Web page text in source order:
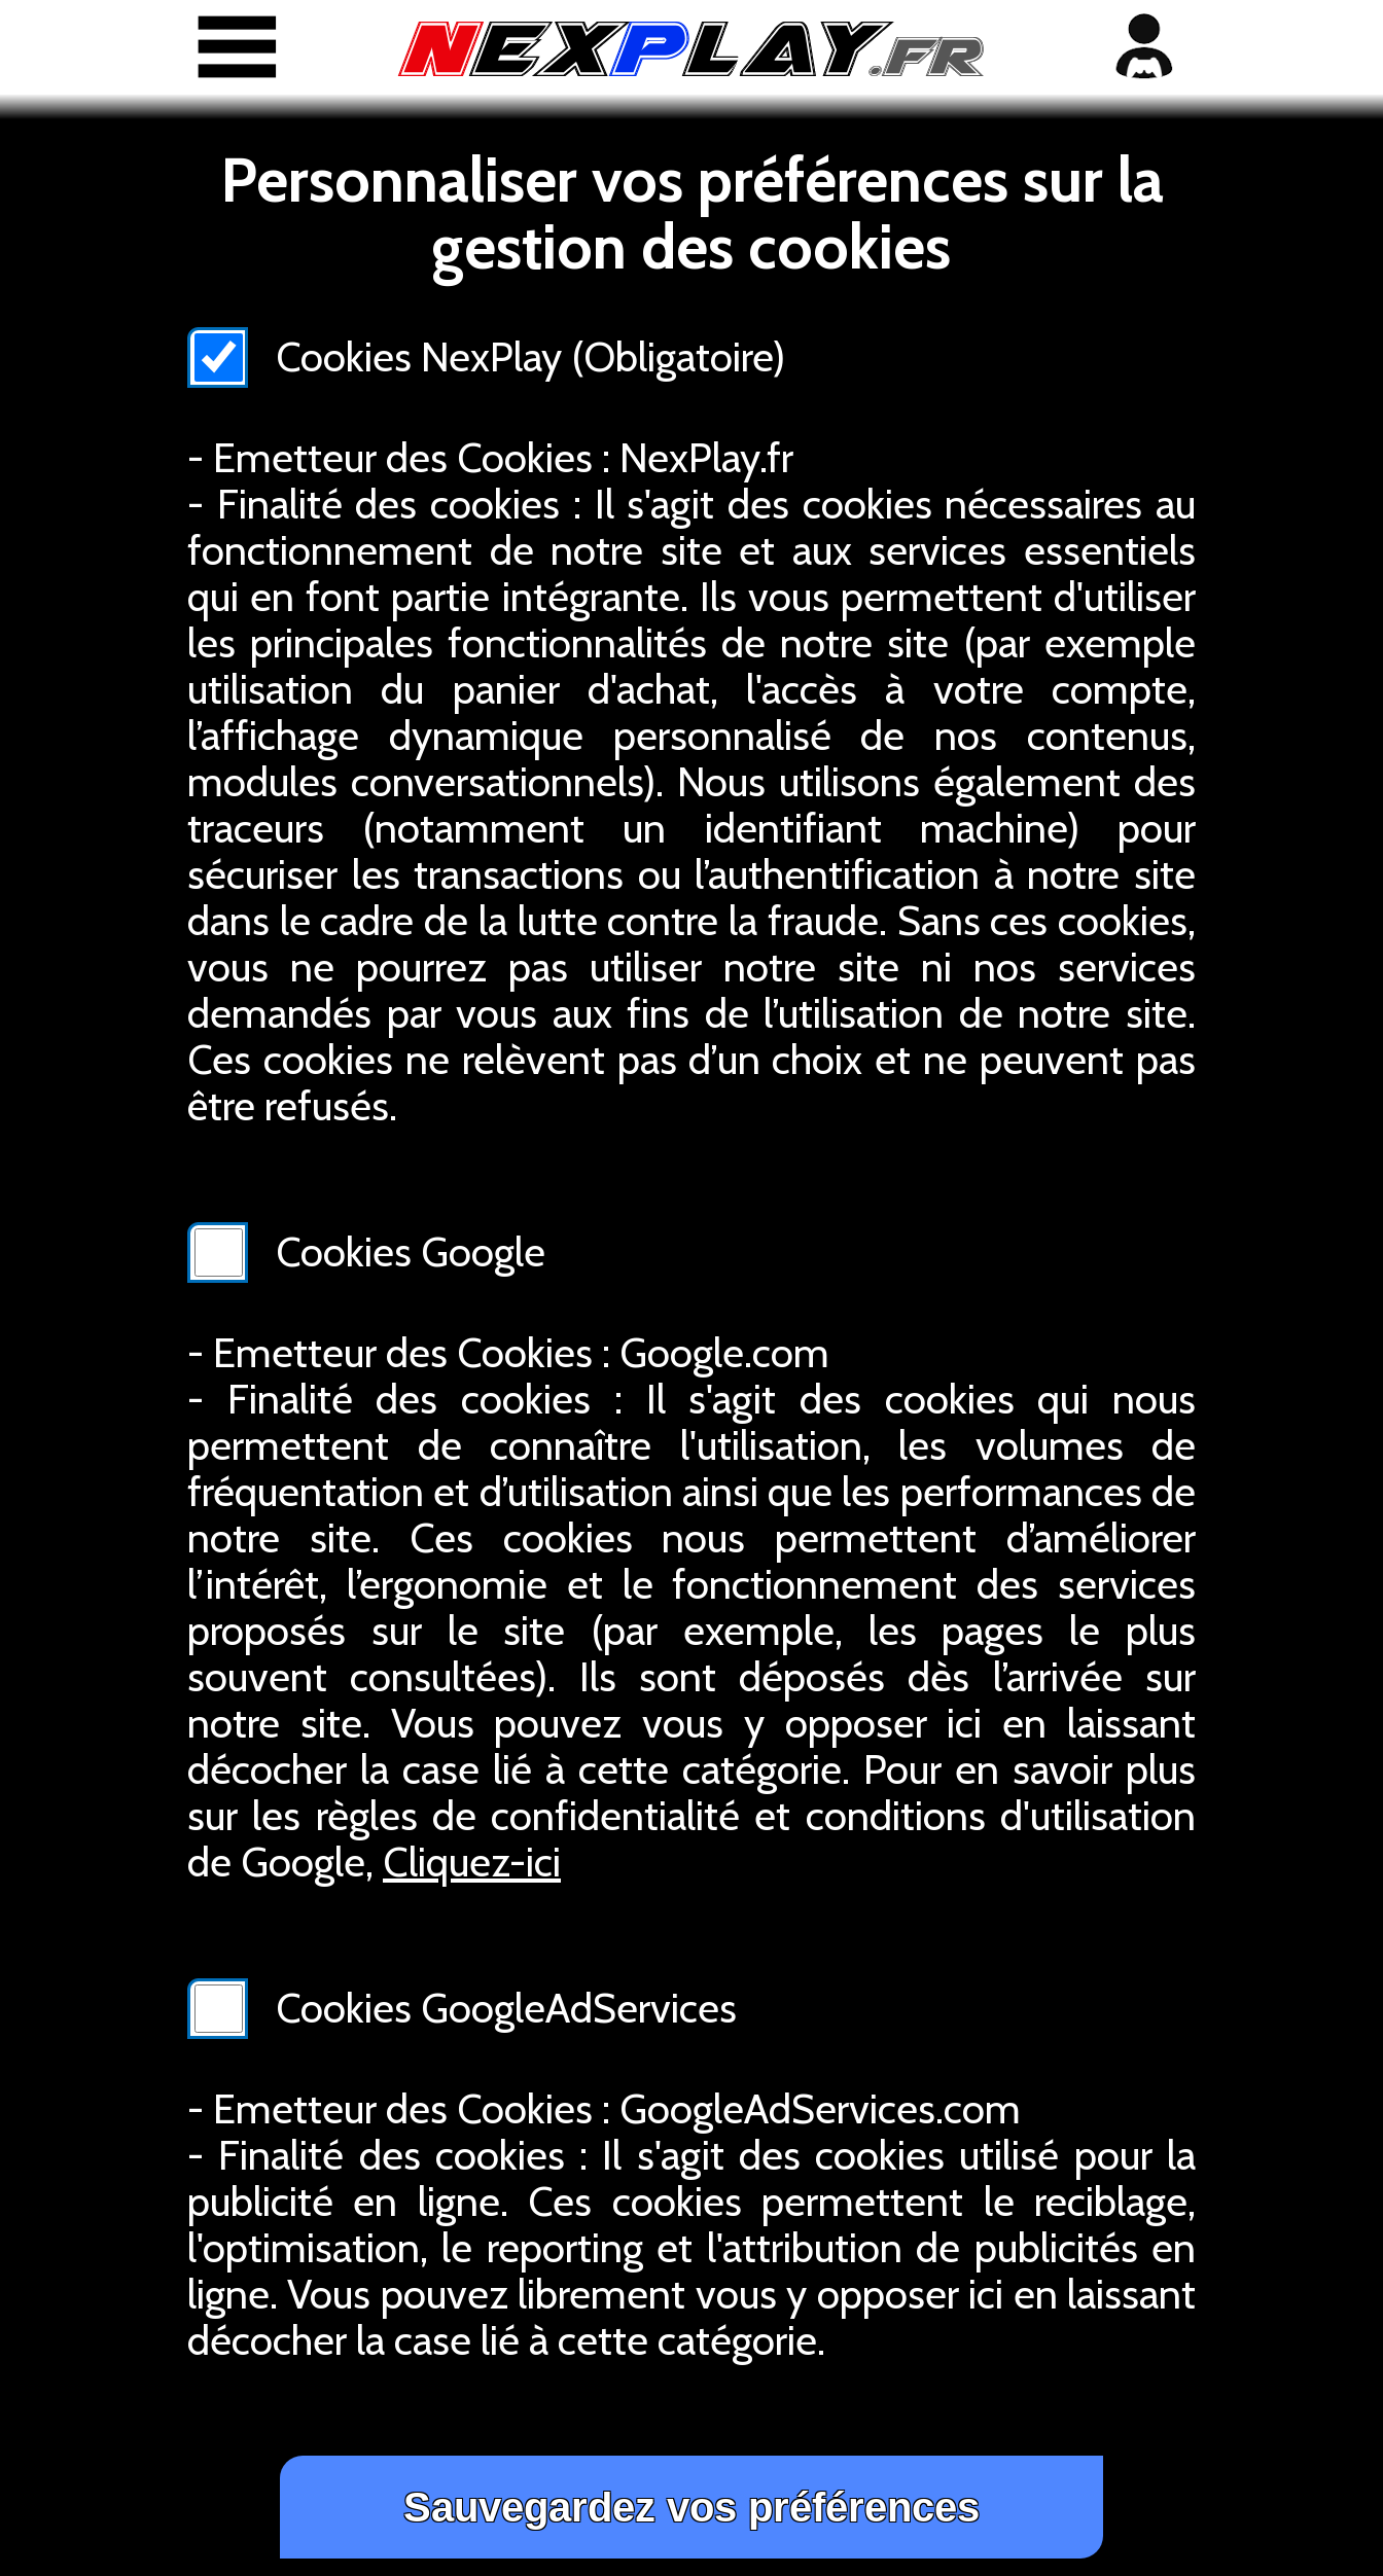
Personnaliser vos préférences sur la
gestion des cookies
Cookies NexPlay (Obligatoire)
- Emetteur des Cookies : NexPlay.fr
- Finalité des cookies : Il s'agit des cookies nécessaires au
fonctionnement de notre site et aux services essentiels
qui en font partie intégrante. Ils vous permettent d'utiliser
les principales fonctionnalités de notre site (par exemple
utilisation du panier d'achat, l'accès à votre compte,
l’affichage dynamique personnalisé de nos contenus,
modules conversationnels). Nous utilisons également des
traceurs (notamment un identifiant machine) pour
sécuriser les transactions ou l’authentification à notre site
dans le cadre de la lutte contre la fraude. Sans ces cookies,
vous ne pourrez pas utiliser notre site ni nos services
demandés par vous aux fins de l’utilisation de notre site.
Ces cookies ne relèvent pas d’un choix et ne peuvent pas
être refusés.
Cookies Google
- Emetteur des Cookies : Google.com
- Finalité des cookies : Il s'agit des cookies qui nous
permettent de connaître l'utilisation, les volumes de
fréquentation et d’utilisation ainsi que les performances de
notre site. Ces cookies nous permettent d’améliorer
l’intérêt, l’ergonomie et le fonctionnement des services
proposés sur le site (par exemple, les pages le plus
souvent consultées). Ils sont déposés dès l’arrivée sur
notre site. Vous pouvez vous y opposer ici en laissant
décocher la case lié à cette catégorie. Pour en savoir plus
sur les règles de confidentialité et conditions d'utilisation
de Google, Cliquez-ici
Cookies GoogleAdServices
- Emetteur des Cookies : GoogleAdServices.com
- Finalité des cookies : Il s'agit des cookies utilisé pour la
publicité en ligne. Ces cookies permettent le reciblage,
l'optimisation, le reporting et l'attribution de publicités en
ligne. Vous pouvez librement vous y opposer ici en laissant
décocher la case lié à cette catégorie.